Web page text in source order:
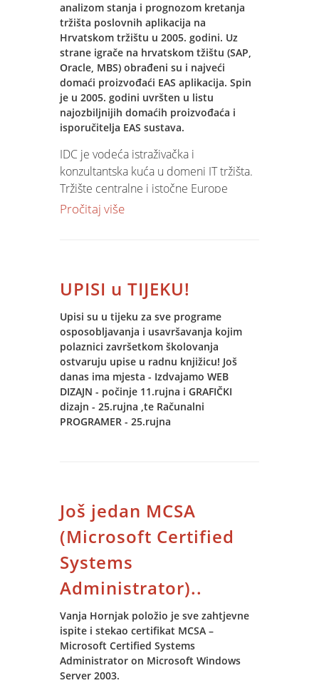
analizom stanja i prognozom kretanja
tržišta poslovnih aplikacija na
Hrvatskom tržištu u 2005. godini. Uz
strane igrače na hrvatskom tžištu (SAP,
Oracle, MBS) obrađeni su i najveći
domaći proizvođaći EAS aplikacija. Spin
je u 2005. godini uvršten u listu
najozbiljnijih domaćih proizvođaća i
isporučitelja EAS sustava.
IDC je vodeća istraživačka i
konzultantska kuća u domeni IT tržišta.
Tržište centralne i istočne Europe
sistematski istražuju i prate već 15
Pročitaj više
UPISI u TIJEKU!
Upisi su u tijeku za sve programe
osposobljavanja i usavršavanja kojim
polaznici završetkom školovanja
ostvaruju upise u radnu knjižicu! Još
danas ima mjesta - Izdvajamo WEB
DIZAJN - počinje 11.rujna i GRAFIČKI
dizajn - 25.rujna ,te Računalni
PROGRAMER - 25.rujna
Još jedan MCSA
(Microsoft Certified
Systems
Administrator)..
Vanja Hornjak položio je sve zahtjevne
ispite i stekao certifikat MCSA –
Microsoft Certified Systems
Administrator on Microsoft Windows
Server 2003.